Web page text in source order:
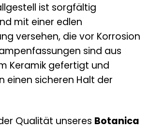
ist sorgfältig
mit einer edlen
versehen, die vor Korrosion
sind aus
Keramik gefertigt und
einen sicheren Halt der
Qualität unseres Botanica